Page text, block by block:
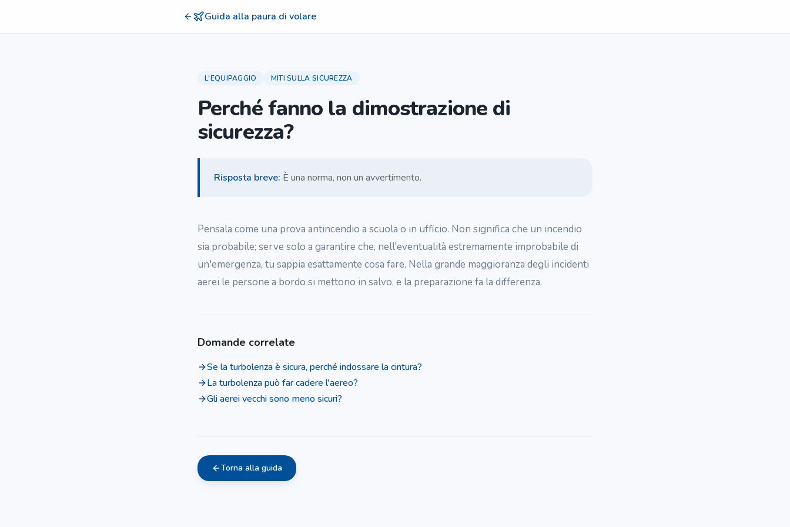
Guida alla paura di volare
L'EQUIPAGGIO MITI SULLA SICUREZZA
Perché fanno la dimostrazione di
sicurezza?
Risposta breve: È una norma, non un avvertimento.
Pensala come una prova antincendio a scuola o in ufficio. Non significa che un incendio
sia probabile; serve solo a garantire che, nell'eventualità estremamente improbabile di
un'emergenza, tu sappia esattamente cosa fare. Nella grande maggioranza degli incidenti
aerei le persone a bordo si mettono in salvo, e la preparazione fa la differenza.
Domande correlate
Se la turbolenza è sicura, perché indossare la cintura?
La turbolenza può far cadere l'aereo?
Gli aerei vecchi sono meno sicuri?
Torna alla guida